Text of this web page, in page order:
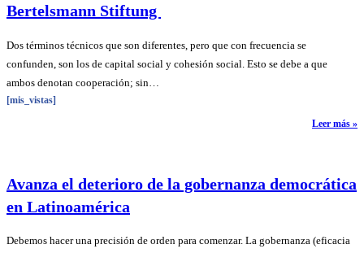
Bertelsmann Stiftung
Dos términos técnicos que son diferentes, pero que con frecuencia se
confunden, son los de capital social y cohesión social. Esto se debe a que
ambos denotan cooperación; sin…
[mis_vistas]
Leer más »
Avanza el deterioro de la gobernanza democrática
en Latinoamérica
Debemos hacer una precisión de orden para comenzar. La gobernanza (eficacia